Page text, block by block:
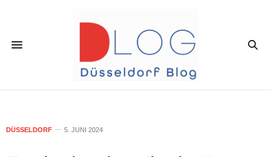
DÜSSELDORF 5. JUNI 2024